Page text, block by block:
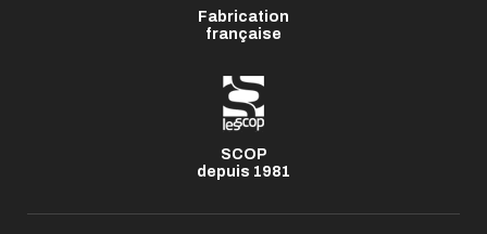
Fabrication
française
SCOP
depuis 1981